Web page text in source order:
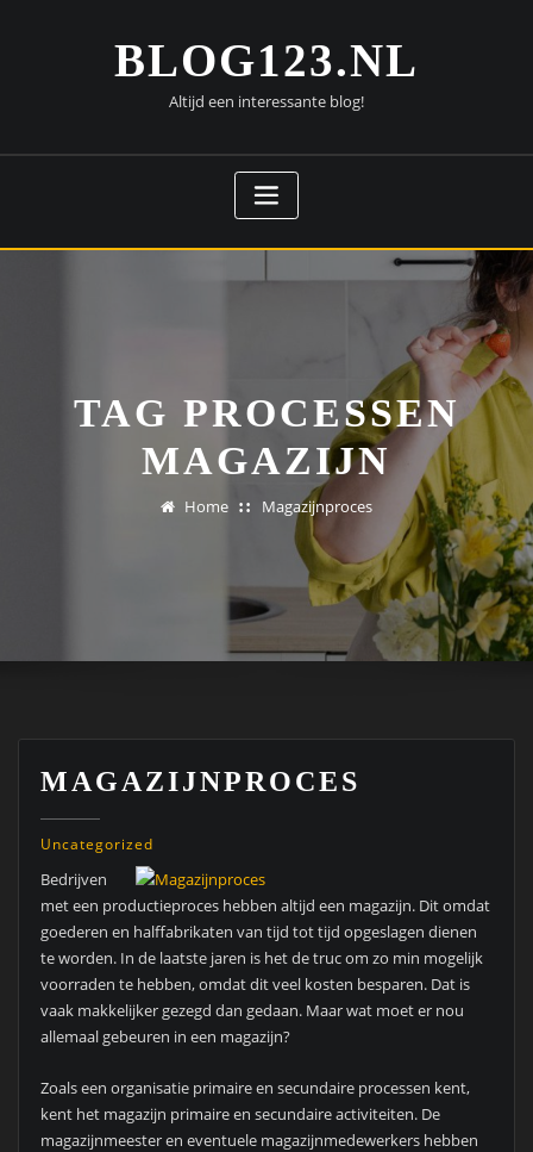
BLOG123.NL
Altijd een interessante blog!
TAG PROCESSEN
MAGAZIJN
Home Magazijnproces
MAGAZIJNPROCES
Uncategorized
Bedrijven
met een productieproces hebben altijd een magazijn. Dit omdat
goederen en halffabrikaten van tijd tot tijd opgeslagen dienen
te worden. In de laatste jaren is het de truc om zo min mogelijk
voorraden te hebben, omdat dit veel kosten besparen. Dat is
vaak makkelijker gezegd dan gedaan. Maar wat moet er nou
allemaal gebeuren in een magazijn?
Zoals een organisatie primaire en secundaire processen kent,
kent het magazijn primaire en secundaire activiteiten. De
magazijnmeester en eventuele magazijnmedewerkers hebben